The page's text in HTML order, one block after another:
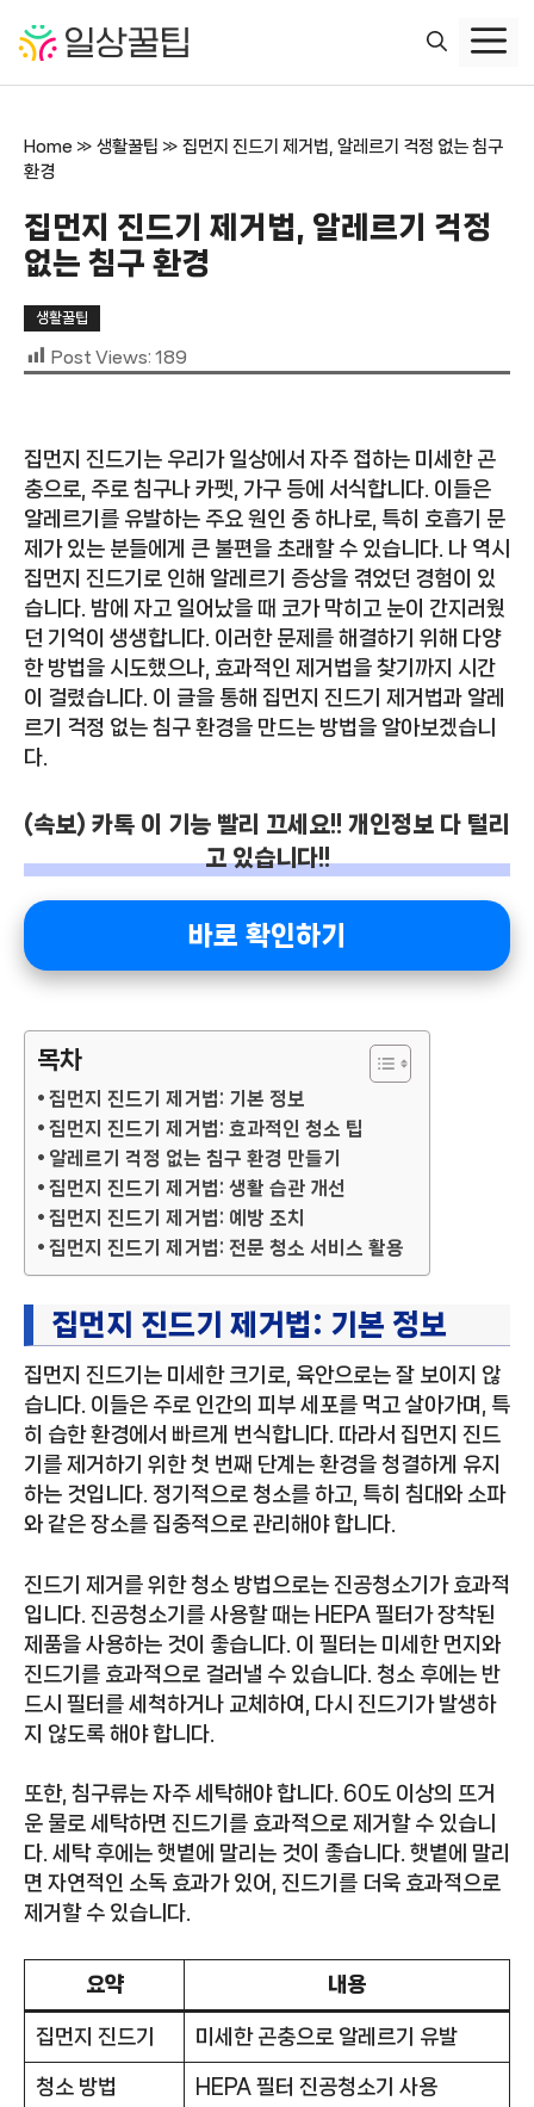
Home » 생활꿀팁 » 집먼지 진드기 제거법, 알레르기 걱정 없는 침구
환경
집먼지 진드기 제거법, 알레르기 걱정
없는 침구 환경
생활꿀팁
Post Views: 189
집먼지 진드기는 우리가 일상에서 자주 접하는 미세한 곤
충으로, 주로 침구나 카펫, 가구 등에 서식합니다. 이들은
알레르기를 유발하는 주요 원인 중 하나로, 특히 호흡기 문
제가 있는 분들에게 큰 불편을 초래할 수 있습니다. 나 역시
집먼지 진드기로 인해 알레르기 증상을 겪었던 경험이 있
습니다. 밤에 자고 일어났을 때 코가 막히고 눈이 간지러웠
던 기억이 생생합니다. 이러한 문제를 해결하기 위해 다양
한 방법을 시도했으나, 효과적인 제거법을 찾기까지 시간
이 걸렸습니다. 이 글을 통해 집먼지 진드기 제거법과 알레
르기 걱정 없는 침구 환경을 만드는 방법을 알아보겠습니
다.
(속보) 카톡 이 기능 빨리 끄세요!! 개인정보 다 털리
고 있습니다!!
바로 확인하기
목차
집먼지 진드기 제거법: 기본 정보
집먼지 진드기 제거법: 효과적인 청소 팁
알레르기 걱정 없는 침구 환경 만들기
집먼지 진드기 제거법: 생활 습관 개선
집먼지 진드기 제거법: 예방 조치
집먼지 진드기 제거법: 전문 청소 서비스 활용
집먼지 진드기 제거법: 기본 정보
집먼지 진드기는 미세한 크기로, 육안으로는 잘 보이지 않
습니다. 이들은 주로 인간의 피부 세포를 먹고 살아가며, 특
히 습한 환경에서 빠르게 번식합니다. 따라서 집먼지 진드
기를 제거하기 위한 첫 번째 단계는 환경을 청결하게 유지
하는 것입니다. 정기적으로 청소를 하고, 특히 침대와 소파
와 같은 장소를 집중적으로 관리해야 합니다.
진드기 제거를 위한 청소 방법으로는 진공청소기가 효과적
입니다. 진공청소기를 사용할 때는 HEPA 필터가 장착된
제품을 사용하는 것이 좋습니다. 이 필터는 미세한 먼지와
진드기를 효과적으로 걸러낼 수 있습니다. 청소 후에는 반
드시 필터를 세척하거나 교체하여, 다시 진드기가 발생하
지 않도록 해야 합니다.
또한, 침구류는 자주 세탁해야 합니다. 60도 이상의 뜨거
운 물로 세탁하면 진드기를 효과적으로 제거할 수 있습니
다. 세탁 후에는 햇볕에 말리는 것이 좋습니다. 햇볕에 말리
면 자연적인 소독 효과가 있어, 진드기를 더욱 효과적으로
제거할 수 있습니다.
요약 내용
집먼지 진드기 미세한 곤충으로 알레르기 유발
청소 방법 HEPA 필터 진공청소기 사용